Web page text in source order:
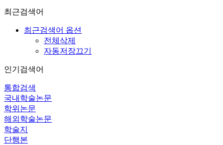
최근검색어
최근검색어 옵션
전체삭제
자동저장끄기
인기검색어
통합검색
국내학술논문
학위논문
해외학술논문
학술지
단행본